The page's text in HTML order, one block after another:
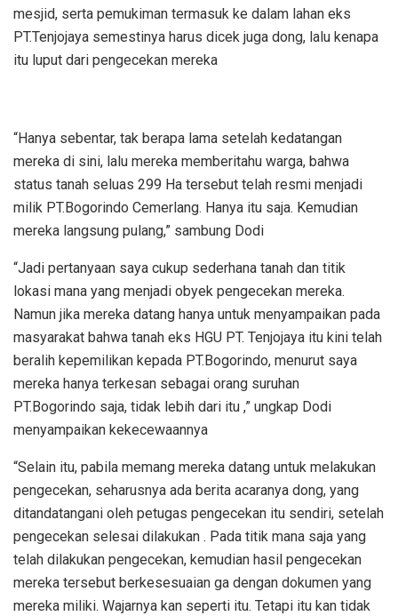
mesjid, serta pemukiman termasuk ke dalam lahan eks
PT.Tenjojaya semestinya harus dicek juga dong, lalu kenapa
itu luput dari pengecekan mereka
“Hanya sebentar, tak berapa lama setelah kedatangan
mereka di sini, lalu mereka memberitahu warga, bahwa
status tanah seluas 299 Ha tersebut telah resmi menjadi
milik PT.Bogorindo Cemerlang. Hanya itu saja. Kemudian
mereka langsung pulang,” sambung Dodi
“Jadi pertanyaan saya cukup sederhana tanah dan titik
lokasi mana yang menjadi obyek pengecekan mereka.
Namun jika mereka datang hanya untuk menyampaikan pada
masyarakat bahwa tanah eks HGU PT. Tenjojaya itu kini telah
beralih kepemilikan kepada PT.Bogorindo, menurut saya
mereka hanya terkesan sebagai orang suruhan
PT.Bogorindo saja, tidak lebih dari itu ,” ungkap Dodi
menyampaikan kekecewaannya
“Selain itu, pabila memang mereka datang untuk melakukan
pengecekan, seharusnya ada berita acaranya dong, yang
ditandatangani oleh petugas pengecekan itu sendiri, setelah
pengecekan selesai dilakukan . Pada titik mana saja yang
telah dilakukan pengecekan, kemudian hasil pengecekan
mereka tersebut berkesesuaian ga dengan dokumen yang
mereka miliki. Wajarnya kan seperti itu. Tetapi itu kan tidak